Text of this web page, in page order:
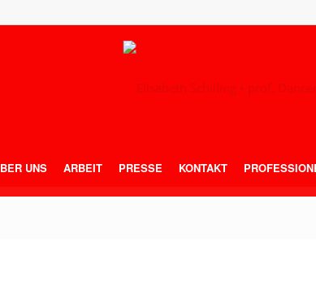
UNS ARBEIT PRESSE KONTAKT